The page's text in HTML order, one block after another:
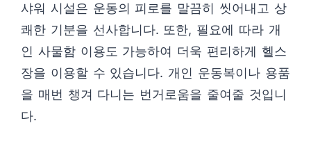
샤워 시설은 운동의 피로를 말끔히 씻어내고 상
쾌한 기분을 선사합니다. 또한, 필요에 따라 개
인 사물함 이용도 가능하여 더욱 편리하게 헬스
장을 이용할 수 있습니다. 개인 운동복이나 용품
을 매번 챙겨 다니는 번거로움을 줄여줄 것입니
다.